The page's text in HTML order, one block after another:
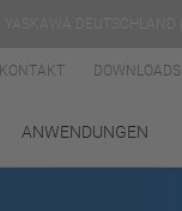
KONTAKT DOWNLOADS
ANWENDUNGEN